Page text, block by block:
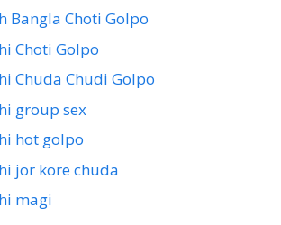
Bangla Choti Golpo
Choti Golpo
Chuda Chudi Golpo
group sex
hot golpo
jor kore chuda
magi